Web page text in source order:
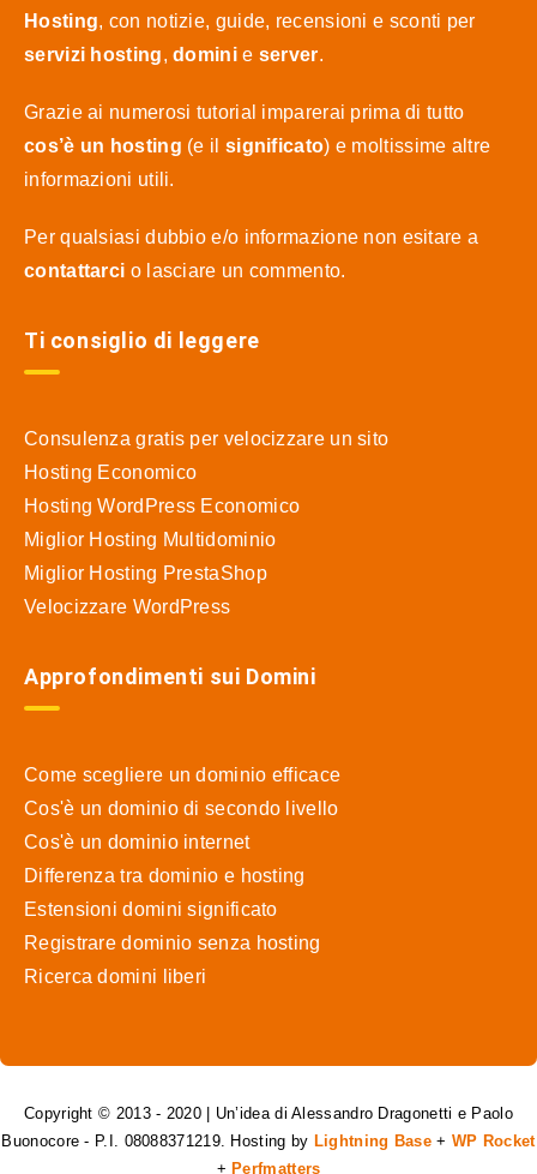
Hosting, con notizie, guide, recensioni e sconti per
servizi hosting,dominie server.
Grazie ai numerosi tutorial imparerai prima di tutto
cos’è un hosting (e il significato) e moltissime altre
informazioni utili.
Per qualsiasi dubbio e/o informazione non esitare a
contattarci o lasciare un commento.
Ti consiglio di leggere
Consulenza gratis per velocizzare un sito
Hosting Economico
Hosting WordPress Economico
Miglior Hosting Multidominio
Miglior Hosting PrestaShop
Velocizzare WordPress
Approfondimenti sui Domini
Come scegliere un dominio efficace
Cos'è un dominio di secondo livello
Cos'è un dominio internet
Differenza tra dominio e hosting
Estensioni domini significato
Registrare dominio senza hosting
Ricerca domini liberi
Copyright © 2013 - 2020 | Un’idea di Alessandro Dragonetti e Paolo
Buonocore - P.I. 08088371219. Hosting by Lightning Base+ WP Rocket
+ Perfmatters